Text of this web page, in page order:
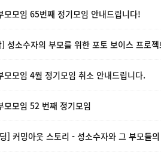
모모임 65번째 정기모임 안내드립니다!
성소수자의 부모를 위한 포토 보이스 프로
모모임 4월 정기모임 취소 안내드립니다.
모모임 52 번째 정기모임
] 커밍아웃 스토리 - 성소수자와 그 부모들